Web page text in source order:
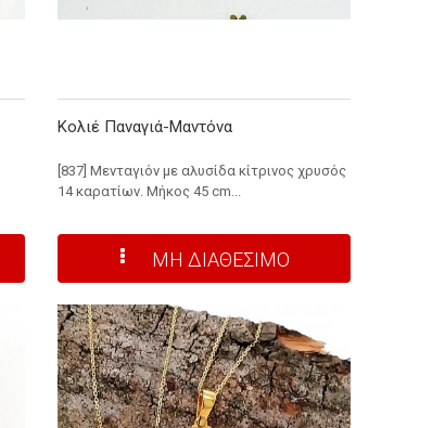
Κολιέ Παναγιά-Μαντόνα
[837] Μενταγιόν με αλυσίδα κίτρινος χρυσός
14 καρατίων. Μήκος 45 cm...
ΜΗ ΔΙΑΘΕΣΙΜΟ